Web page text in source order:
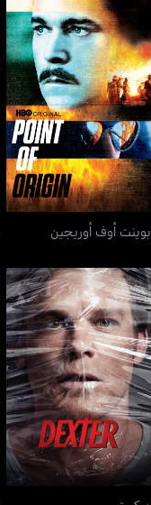
بوينت أوف أوريجين
بوينت أوف أوريجين
ديكستر